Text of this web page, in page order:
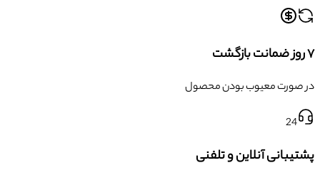
معیوب بودن محصول
24
آنلاین و تلفنی